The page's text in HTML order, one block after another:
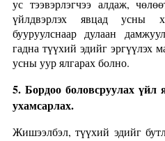
ус тээвэрлэгчээ алдаж,
үйлдвэрлэх явцад усны
бууруулснаар дулаан
гадна түүхий эдийг эргүүлэх
усны уур ялгарах болно.
5. Бордоо боловсруулах
ухамсарлах.
Жишээлбэл, түүхий эдийг